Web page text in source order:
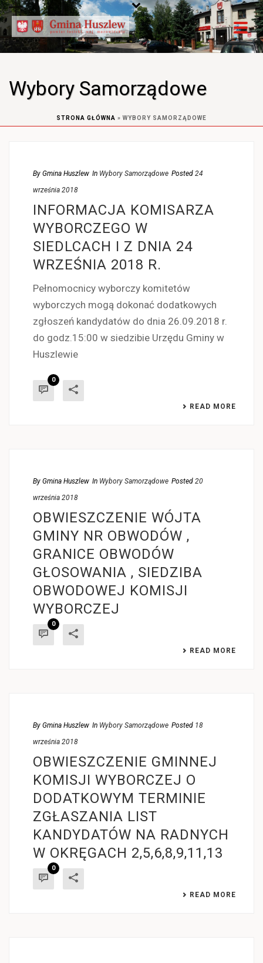
Wybory Samorządowe
STRONA GŁÓWNA » WYBORY SAMORZĄDOWE
By Gmina Huszlew In Wybory Samorządowe Posted 24
września 2018
INFORMACJA KOMISARZA
WYBORCZEGO W
SIEDLCACH I Z DNIA 24
WRZEŚNIA 2018 R.
Pełnomocnicy wyborczy komitetów
wyborczych mogą dokonać dodatkowych
zgłoszeń kandydatów do dnia 26.09.2018 r.
do godz.15:00 w siedzibie Urzędu Gminy w
Huszlewie
0
READ MORE
By Gmina Huszlew In Wybory Samorządowe Posted 20
września 2018
OBWIESZCZENIE WÓJTA
GMINY NR OBWODÓW ,
GRANICE OBWODÓW
GŁOSOWANIA , SIEDZIBA
OBWODOWEJ KOMISJI
WYBORCZEJ
0
READ MORE
By Gmina Huszlew In Wybory Samorządowe Posted 18
września 2018
OBWIESZCZENIE GMINNEJ
KOMISJI WYBORCZEJ O
DODATKOWYM TERMINIE
ZGŁASZANIA LIST
KANDYDATÓW NA RADNYCH
W OKRĘGACH 2,5,6,8,9,11,13
0
READ MORE